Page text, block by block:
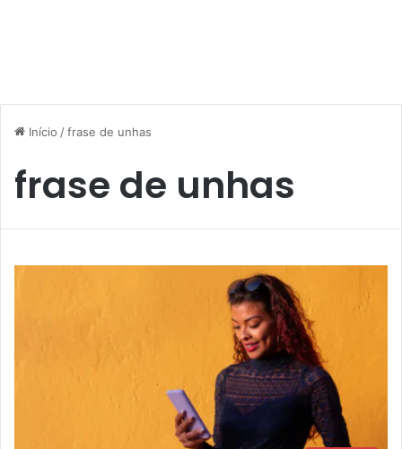
Início /frase de unhas
frase de unhas